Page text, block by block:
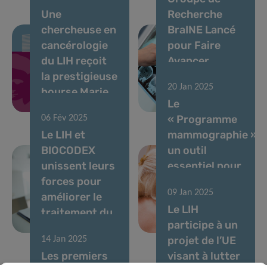
Une
chercheuse en
cancérologie
du LIH reçoit
la prestigieuse
bourse Marie
Recherche
BraINE Lancé
pour Faire
Avancer
Cérébrale et la
06 Fév 2025
Le LIH et
BIOCODEX
unissent leurs
forces pour
améliorer le
traitement du
20 Jan 2025
Le
« Programme
mammographie »:
un outil
essentiel pour
précoce et un
meilleur
pronostic
14 Jan 2025
Les premiers
09 Jan 2025
Le LIH
participe à un
projet de l’UE
visant à lutter